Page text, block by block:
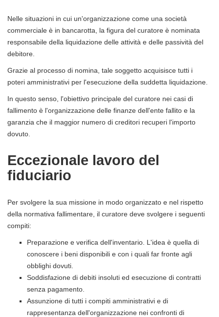
Nelle situazioni in cui un'organizzazione come una società
commerciale è in bancarotta, la figura del curatore è nominata
responsabile della liquidazione delle attività e delle passività del
debitore.
Grazie al processo di nomina, tale soggetto acquisisce tutti i
poteri amministrativi per l'esecuzione della suddetta liquidazione.
In questo senso, l'obiettivo principale del curatore nei casi di
fallimento è l'organizzazione delle finanze dell'ente fallito e la
garanzia che il maggior numero di creditori recuperi l'importo
dovuto.
Eccezionale lavoro del
fiduciario
Per svolgere la sua missione in modo organizzato e nel rispetto
della normativa fallimentare, il curatore deve svolgere i seguenti
compiti:
Preparazione e verifica dell'inventario. L'idea è quella di
conoscere i beni disponibili e con i quali far fronte agli
obblighi dovuti.
Soddisfazione di debiti insoluti ed esecuzione di contratti
senza pagamento.
Assunzione di tutti i compiti amministrativi e di
rappresentanza dell'organizzazione nei confronti di